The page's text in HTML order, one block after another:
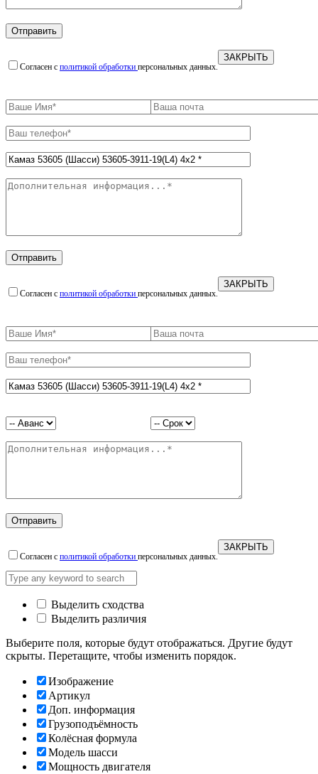
Согласен с политикой обработки персональных данных.
ЗАКРЫТЬ
Согласен с политикой обработки персональных данных.
ЗАКРЫТЬ
Согласен с политикой обработки персональных данных.
ЗАКРЫТЬ
Выделить сходства
Выделить различия
Выберите поля, которые будут отображаться. Другие будут
скрыты. Перетащите, чтобы изменить порядок.
Изображение
Артикул
Доп. информация
Грузоподъёмность
Колёсная формула
Модель шасси
Мощность двигателя